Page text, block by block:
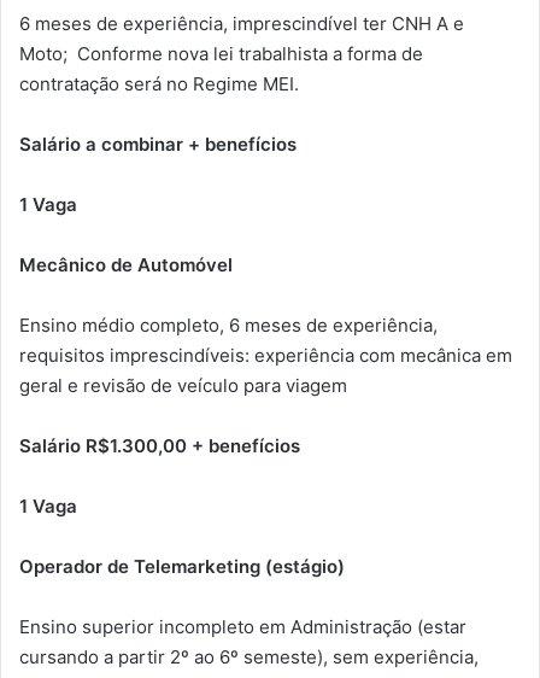
6 meses de experiência, imprescindível ter CNH A e
Moto; Conforme nova lei trabalhista a forma de
contratação será no Regime MEI.
Salário a combinar + benefícios
1 Vaga
Mecânico de Automóvel
Ensino médio completo, 6 meses de experiência,
requisitos imprescindíveis: experiência com mecânica em
geral e revisão de veículo para viagem
Salário R$1.300,00 + benefícios
1 Vaga
Operador de Telemarketing (estágio)
Ensino superior incompleto em Administração (estar
cursando a partir 2º ao 6º semeste), sem experiência,